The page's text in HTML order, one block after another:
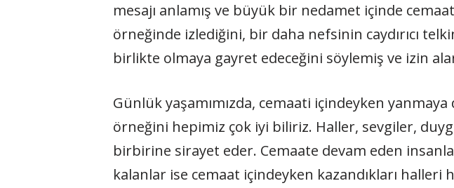
mesajı anlamış ve büyük bir nedamet içinde
örneğinde izlediğini, bir daha nefsinin caydırıcı
birlikte olmaya gayret edeceğini söylemiş ve izin
Günlük yaşamımızda, cemaati içindeyken
örneğini hepimiz çok iyi biliriz. Haller, sevgiler,
birbirine sirayet eder. Cemaate devam eden
kalanlar ise cemaat içindeyken kazandıkları